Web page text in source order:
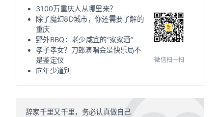
3100万重庆人从哪里来？
除了魔幻8D城市，你还需要了解的
重庆
野外BBQ：老少咸宜的“家家酒”
孝子孝女？刀郎演唱会是快乐局不
是鉴定仪
向年少道别
微信扫一扫
辞家千里又千里，务必认真做自己